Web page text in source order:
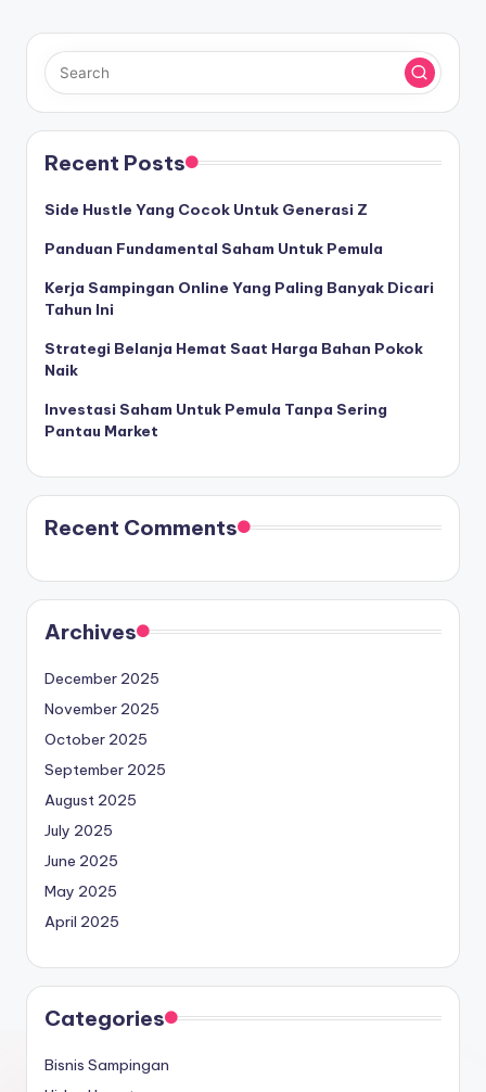
Recent Posts
Side Hustle Yang Cocok Untuk Generasi Z
Panduan Fundamental Saham Untuk Pemula
Kerja Sampingan Online Yang Paling Banyak Dicari
Tahun Ini
Strategi Belanja Hemat Saat Harga Bahan Pokok
Naik
Investasi Saham Untuk Pemula Tanpa Sering
Pantau Market
Recent Comments
Archives
December 2025
November 2025
October 2025
September 2025
August 2025
July 2025
June 2025
May 2025
April 2025
Categories
Bisnis Sampingan